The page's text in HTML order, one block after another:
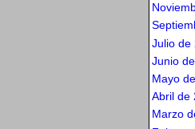
Julio de
Junio
Mayo
Abril de
Marzo